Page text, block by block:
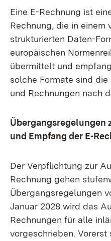
Eine E-Rechnung ist
Rechnung, die in einem
strukturierten Daten-
europäischen
übermittelt und
solche Formate sind
und Rechnungen nach
und Empfang der E-
Der Verpflichtung zur
Rechnung gehen
Übergangsregelungen
Januar 2028 wird das
Rechnungen für alle
vorgeschrieben. Vorerst